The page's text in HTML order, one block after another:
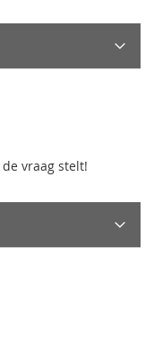
vraag stelt!